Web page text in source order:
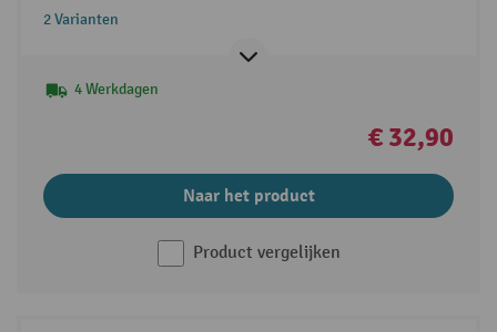
2 Varianten
4 Werkdagen
€ 32,90
Naar het product
Product vergelijken